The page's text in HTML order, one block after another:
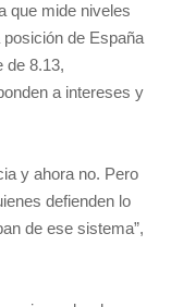
que mide niveles
de España
de 8.13,
a intereses y
y ahora no. Pero
defienden lo
de ese sistema”,